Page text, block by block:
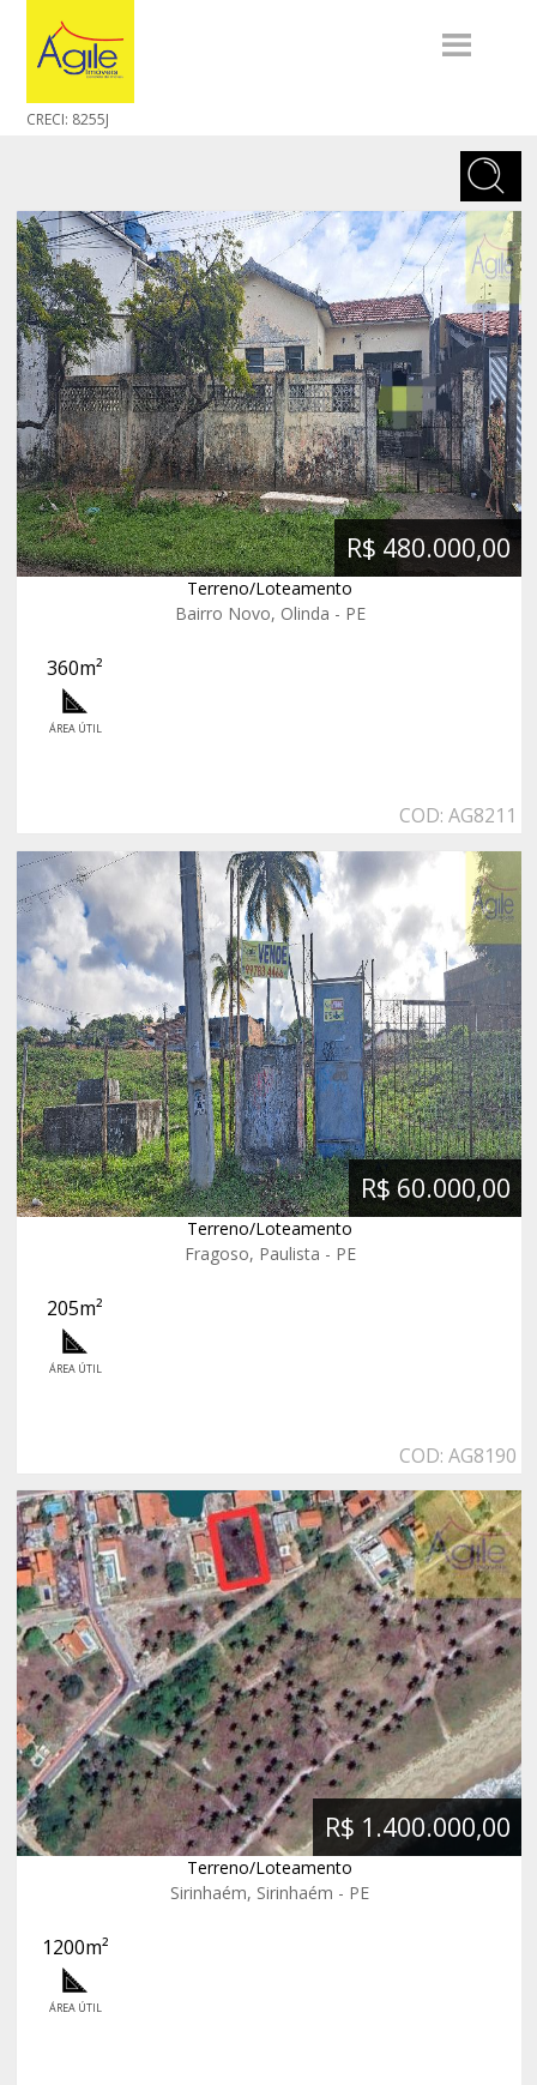
CRECI: 8255J
R$ 480.000,00
Terreno/Loteamento
Bairro Novo, Olinda - PE
360m²
ÁREA ÚTIL
COD: AG8211
R$ 60.000,00
Terreno/Loteamento
Fragoso, Paulista - PE
205m²
ÁREA ÚTIL
COD: AG8190
R$ 1.400.000,00
Terreno/Loteamento
Sirinhaém, Sirinhaém - PE
1200m²
ÁREA ÚTIL